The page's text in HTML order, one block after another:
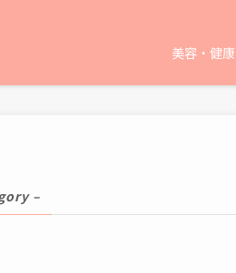
美容・健康
–